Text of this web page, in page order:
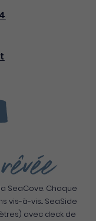
SeaCove. Chaque
vis-à-vis... SeaSide
avec deck de